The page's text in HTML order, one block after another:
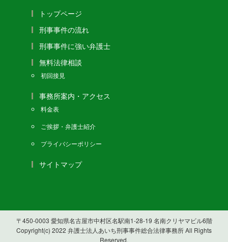
トップページ
刑事事件の流れ
刑事事件に強い弁護士
無料法律相談
初回接見
事務所案内・アクセス
料金表
ご挨拶・弁護士紹介
プライバシーポリシー
サイトマップ
〒450-0003 愛知県名古屋市中村区名駅南1-28-19 名南クリヤマビル6階
Copyright(c) 2022 弁護士法人あいち刑事事件総合法律事務所 All Rights
Reserved.